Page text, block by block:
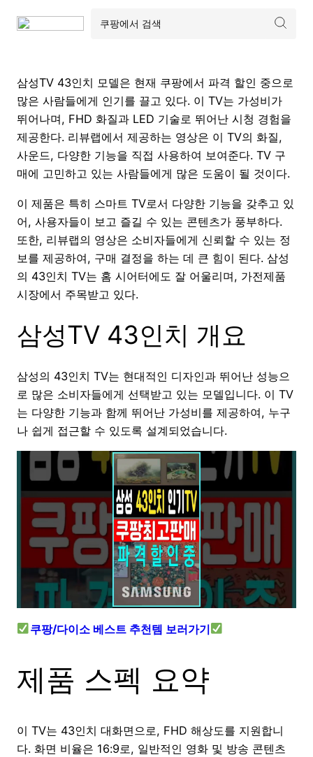
삼성TV 43인치 모델은 현재 쿠팡에서 파격 할인 중으로
많은 사람들에게 인기를 끌고 있다. 이 TV는 가성비가
뛰어나며, FHD 화질과 LED 기술로 뛰어난 시청 경험을
제공한다. 리뷰랩에서 제공하는 영상은 이 TV의 화질,
사운드, 다양한 기능을 직접 사용하여 보여준다. TV 구
매에 고민하고 있는 사람들에게 많은 도움이 될 것이다.
이 제품은 특히 스마트 TV로서 다양한 기능을 갖추고 있
어, 사용자들이 보고 즐길 수 있는 콘텐츠가 풍부하다.
또한, 리뷰랩의 영상은 소비자들에게 신뢰할 수 있는 정
보를 제공하여, 구매 결정을 하는 데 큰 힘이 된다. 삼성
의 43인치 TV는 홈 시어터에도 잘 어울리며, 가전제품
시장에서 주목받고 있다.
삼성TV 43인치 개요
삼성의 43인치 TV는 현대적인 디자인과 뛰어난 성능으
로 많은 소비자들에게 선택받고 있는 모델입니다. 이 TV
는 다양한 기능과 함께 뛰어난 가성비를 제공하여, 누구
나 쉽게 접근할 수 있도록 설계되었습니다.
쿠팡/다이소 베스트 추천템 보러가기
제품 스펙 요약
이 TV는 43인치 대화면으로, FHD 해상도를 지원합니
다. 화면 비율은 16:9로, 일반적인 영화 및 방송 콘텐츠